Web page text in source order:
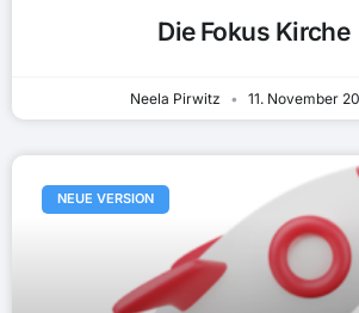
Die Fokus Kirche
Neela Pirwitz 11. November
NEUE VERSION